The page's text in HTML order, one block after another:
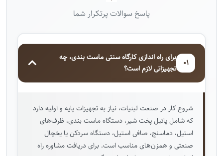
پاسخ سوالات پرتکرار شما
۰۱
برای راه اندازی کارگاه سنتی ماست ‌بندی، چه
تجهیزاتی لازم است؟
شروع کار در صنعت لبنیات، نیاز به تجهیزات پایه و اولیه دارد
که شامل پاتیل پخت شیر، دستگاه ماست ‌بندی، ظرف‌های
استیل، دماسنج، صافی استیل، دستگاه سردکن یا یخچال
صنعتی و همزن‌های مناسب است. برای دریافت مشاوره راه